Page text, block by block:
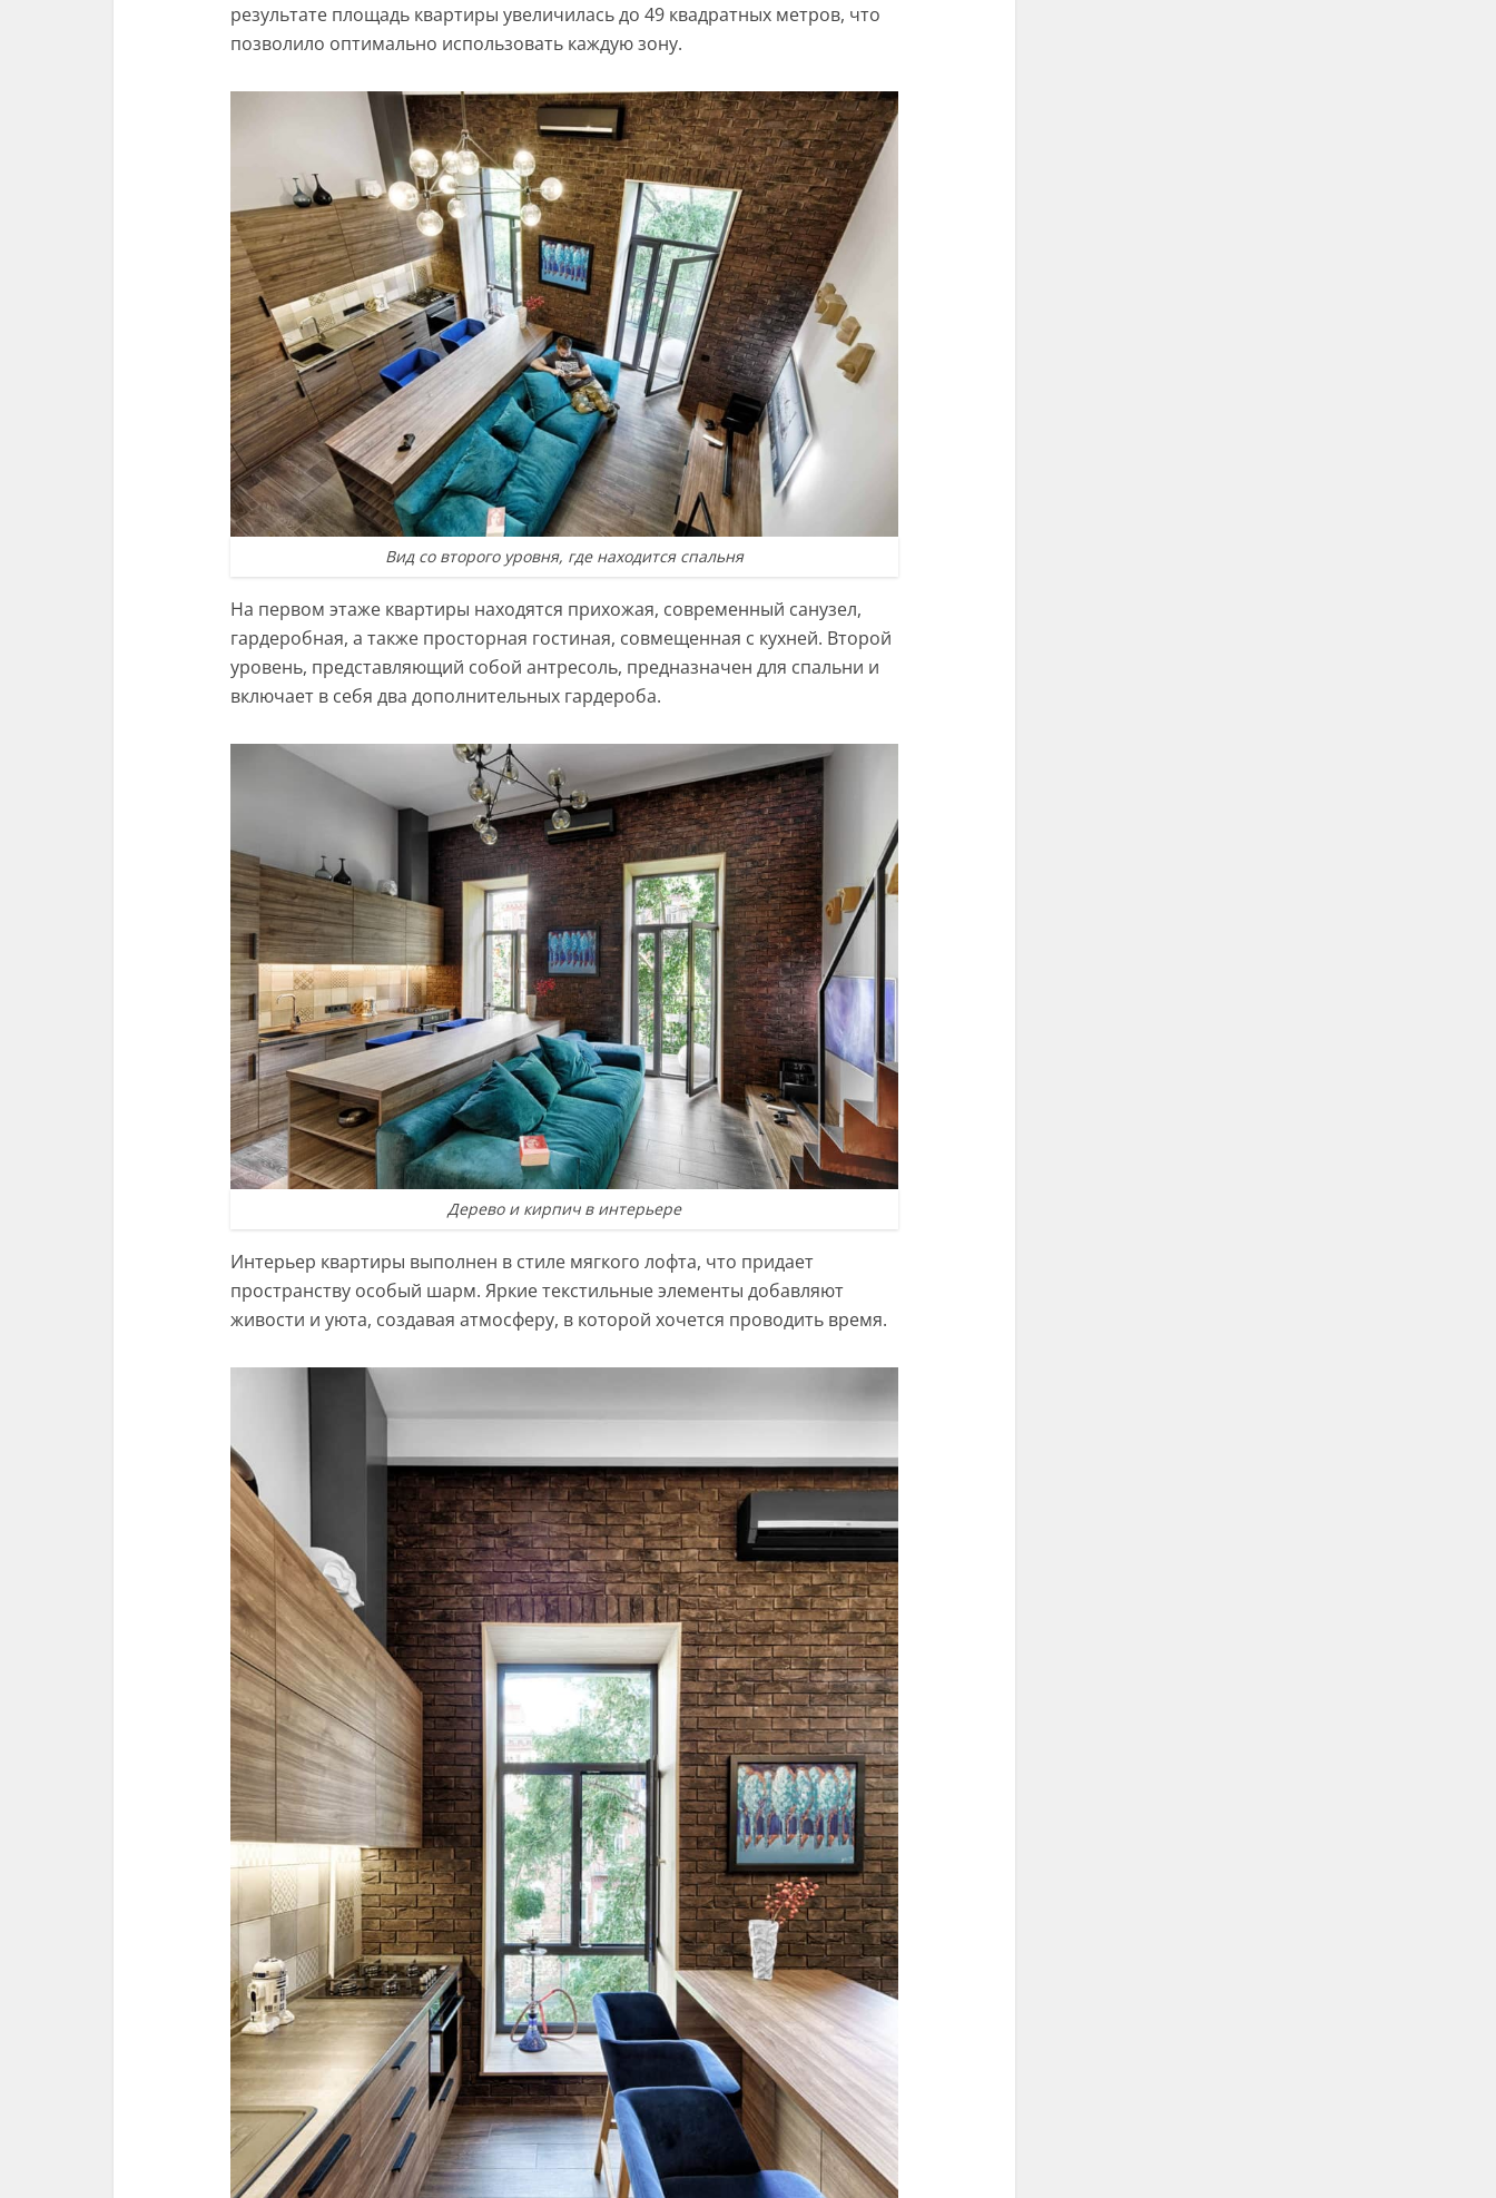
результате площадь квартиры увеличилась до 49 квадратных метров, что
позволило оптимально использовать каждую зону.
Вид со второго уровня, где находится спальня
На первом этаже квартиры находятся прихожая, современный санузел,
гардеробная, а также просторная гостиная, совмещенная с кухней. Второй
уровень, представляющий собой антресоль, предназначен для спальни и
включает в себя два дополнительных гардероба.
Дерево и кирпич в интерьере
Интерьер квартиры выполнен в стиле мягкого лофта, что придает
пространству особый шарм. Яркие текстильные элементы добавляют
живости и уюта, создавая атмосферу, в которой хочется проводить время.